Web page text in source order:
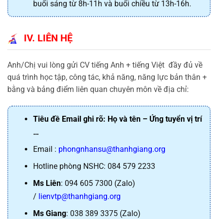
buổi sáng từ 8h-11h và buổi chiều từ 13h-16h.
IV. LIÊN HỆ
Anh/Chị vui lòng gửi CV tiếng Anh + tiếng Việt đầy đủ về
quá trình học tập, công tác, khả năng, năng lực bản thân +
bằng và bảng điểm liên quan chuyên môn về địa chỉ:
Tiêu đề Email ghi rõ: Họ và tên – Ứng tuyển vị trí
…
Email : phongnhansu@thanhgiang.org
Hotline phòng NSHC: 084 579 2233
Ms Liên: 094 605 7300 (Zalo)
/ lienvtp@thanhgiang.org
Ms Giang: 038 389 3375 (Zalo)